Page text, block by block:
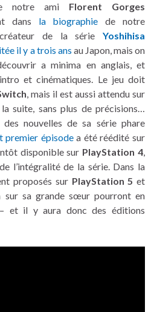
notre ami Florent Gorges
dans la biographie de notre
de la série Yoshihisa
il y a trois ans au Japon, mais on
a minima en anglais, et
et cinématiques. Le jeu doit
, mais il est aussi attendu sur
suite, sans plus de précisions…
nouvelles de sa série phare
premier épisodea été réédité sur
disponible sur PlayStation 4,
l’intégralité de la série. Dans la
proposés sur PlayStation 5 et
sur sa grande sœur pourront en
et il y aura donc des éditions